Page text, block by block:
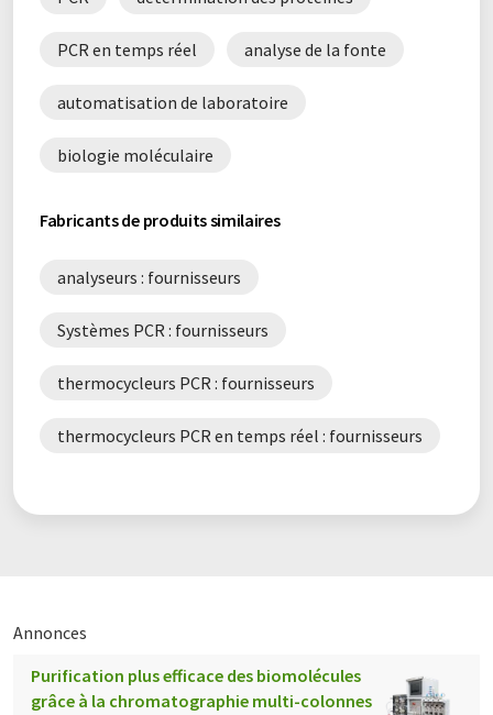
PCR en temps réel analyse de la fonte
automatisation de laboratoire
biologie moléculaire
Fabricants de produits similaires
analyseurs : fournisseurs
Systèmes PCR : fournisseurs
thermocycleurs PCR : fournisseurs
thermocycleurs PCR en temps réel : fournisseurs
Annonces
Purification plus efficace des biomolécules
grâce à la chromatographie multi-colonnes